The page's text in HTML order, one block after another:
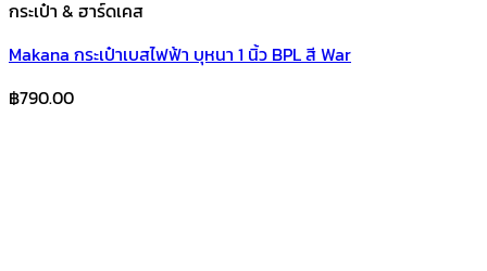
กระเป๋า & ฮาร์ดเคส
Makana กระเป๋าเบสไฟฟ้า บุหนา 1 นิ้ว BPL สี War
฿790.00